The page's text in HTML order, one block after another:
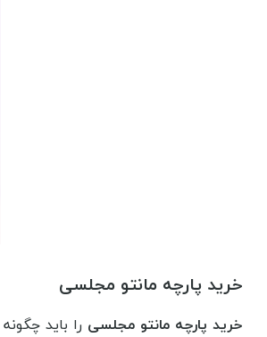
خرید پارچه مانتو مجلسی
خرید پارچه مانتو مجلسی را باید